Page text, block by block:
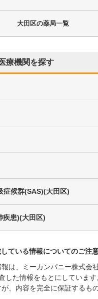
大田区の薬局一覧
療機関を探す
症候群(SAS)(大田区)
疾患)(大田区)
している情報についてのご注意
は、ミーカンパニー株式会
した情報をもとにしていま
、内容を完全に保証するも